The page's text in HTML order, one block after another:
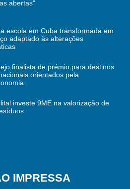
abertas”
escola em Cuba transformada em
adaptado às alterações
finalista de prémio para destinos
orientados pela
investe 9ME na valorização de
IMPRESSA